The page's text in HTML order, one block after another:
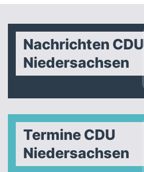
Nachrichten CDU
Niedersachsen
Termine CDU
Niedersachsen